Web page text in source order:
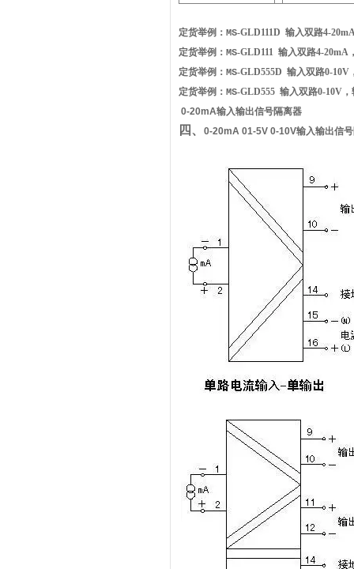
定货举例： MS-GLD111D 输入双路4-
定货举例： MS-GLD111 输入双路4-20mA
定货举例： MS-GLD555D 输入双路0-10V
定货举例： MS-GLD555 输入双路0-10V
0-20mA输入输出信号隔离器
四、 0-20mA 01-5V 0-10V输入输出信